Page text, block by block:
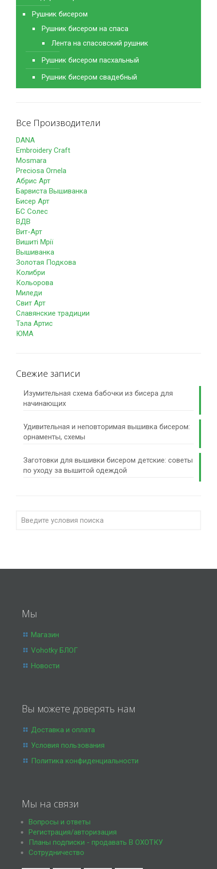
Рушник бисером
Рушник бисером на спаса
Лента на спасовский рушник
Рушник бисером пасхальный
Рушник бисером свадебный
Все Производители
DANA
Embroidery Craft
Mosmara
Preciosa Ornela
Абрис Арт
Барвиста Вышиванка
Бисер Арт
БС Солес
ВДВ
Вит-Арт
Вишиті Мрії
Вышиванка
Золотая Подкова
Колибри
Кольорова
Миледи
Свит Арт
Славянские традиции
Тэла Артис
ЮМА
Свежие записи
Изумительная схема бабочки из бисера для
начинающих
Удивительная и неповторимая вышивка бисером:
орнаменты, схемы
Заготовки для вышивки бисером детские: советы
по уходу за вышитой одеждой
Мы
Магазин
Vohotky БЛОГ
Новости
Вы можете доверять нам
Доставка и оплата
Условия пользования
Политика конфиденциальности
Мы на связи
Вопросы и ответы
Регистрация/авторизация
Планы подписки - продавать В ОХОТКУ
Сотрудничество